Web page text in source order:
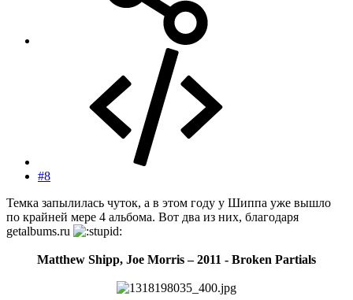
#8
Темка запылилась чуток, а в этом году у Шиппа уже вышло
по крайней мере 4 альбома. Вот два из них, благодаря
getalbums.ru
Matthew Shipp, Joe Morris – 2011 - Broken Partials